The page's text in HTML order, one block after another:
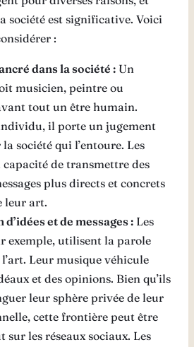
société est significative. Voici
:
dans la société : Un
musicien, peintre ou
tout un être humain.
il porte un jugement
société qui l’entoure. Les
de transmettre des
plus directs et concrets
leur art.
et de messages : Les
exemple, utilisent la parole
Leur musique véhicule
et des opinions. Bien qu’ils
leur sphère privée de leur
cette frontière peut être
sur les réseaux sociaux. Les